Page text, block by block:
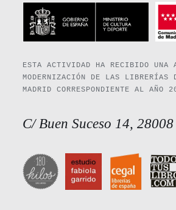
ESTA ACTIVIDAD HA RECIBIDO UNA
MODERNIZACIÓN DE LAS LIBRERÍAS
MADRID CORRESPONDIENTE AL AÑO
C/ Buen Suceso 14,